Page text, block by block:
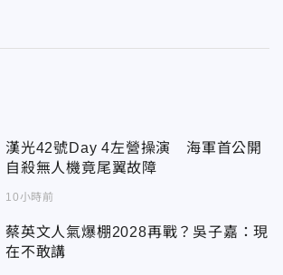
漢光42號Day 4左營操演 海軍首公開
自殺無人機竟尾翼故障
10小時前
蔡英文人氣爆棚2028再戰？吳子嘉：現
在不敢講